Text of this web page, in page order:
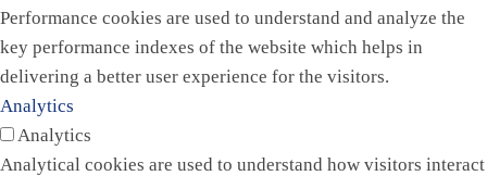
Performance cookies are used to understand and analyze the
key performance indexes of the website which helps in
delivering a better user experience for the visitors.
Analytics
Analytics
Analytical cookies are used to understand how visitors interact